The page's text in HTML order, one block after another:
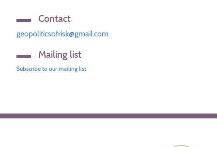
Contact
geopoliticsofrisk@gmail.com
Mailing list
Subscribe to our mailing list